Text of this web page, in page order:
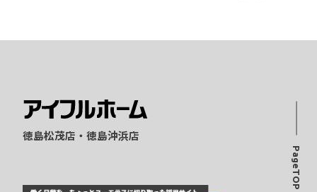
徳島松茂店・徳島沖浜店
PageTOP